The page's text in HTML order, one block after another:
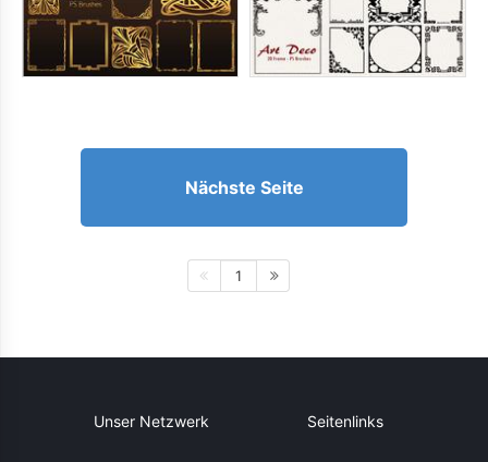
Nächste Seite
1
Unser Netzwerk Seitenlinks